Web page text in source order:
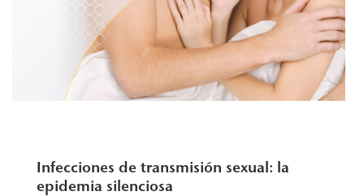
Infecciones de transmisión sexual: la
epidemia silenciosa